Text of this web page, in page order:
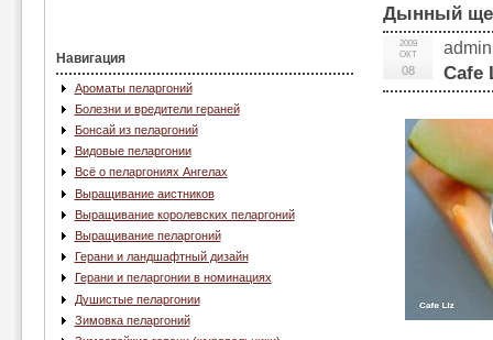
Навигация
Ароматы пеларгоний
Болезни и вредители гераней
Бонсай из пеларгоний
Видовые пеларгонии
Всё о пеларгониях Ангелах
Выращивание аистников
Выращивание королевских пеларгоний
Выращивание пеларгоний
Герани и ландшафтный дизайн
Герани и пеларгонии в номинациях
Душистые пеларгонии
Зимовка пеларгоний
Дынный
2009
ОКТ
08
admin
Cafe